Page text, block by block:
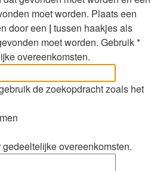
moet worden. Plaats een
door een | tussen haakjes als
moet worden. Gebruik *
overeenkomsten.
de zoekopdracht zoals het
overeenkomsten.